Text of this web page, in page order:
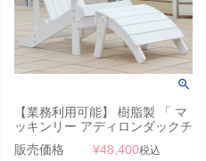
【業務利用可能】 樹脂製 「 マ
ッキンリー アディロンダックチ
ェア + オットマン セット 」
販売価格 ¥48,400税込